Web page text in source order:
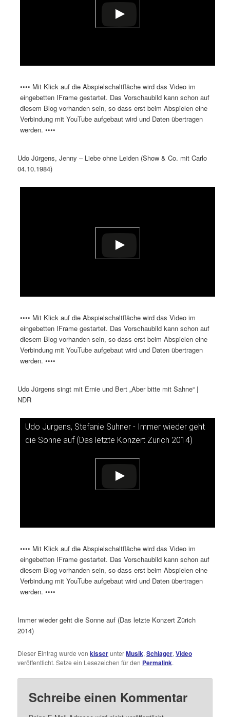
•••• Mit Klick auf die Abspielschaltfläche wird das Video im
eingebetten IFrame gestartet. Das Vorschaubild kann schon auf
diesem Blog vorhanden sein, so dass erst beim Abspielen eine
Verbindung mit YouTube aufgebaut wird und Daten übertragen
werden. ••••
Udo Jürgens, Jenny – Liebe ohne Leiden (Show & Co. mit Carlo
04.10.1984)
•••• Mit Klick auf die Abspielschaltfläche wird das Video im
eingebetten IFrame gestartet. Das Vorschaubild kann schon auf
diesem Blog vorhanden sein, so dass erst beim Abspielen eine
Verbindung mit YouTube aufgebaut wird und Daten übertragen
werden. ••••
Udo Jürgens singt mit Ernie und Bert „Aber bitte mit Sahne“ |
NDR
Udo Jürgens, Stefanie Suhner - Immer wieder geht
die Sonne auf (Das letzte Konzert Zürich 2014)
Dieses Video auf YouTube ansehen
•••• Mit Klick auf die Abspielschaltfläche wird das Video im
eingebetten IFrame gestartet. Das Vorschaubild kann schon auf
diesem Blog vorhanden sein, so dass erst beim Abspielen eine
Verbindung mit YouTube aufgebaut wird und Daten übertragen
werden. ••••
Immer wieder geht die Sonne auf (Das letzte Konzert Zürich
2014)
Dieser Eintrag wurde vonkisserunterMusik,Schlager,Video
veröffentlicht. Setze ein Lesezeichen für den Permalink.
Schreibe einen Kommentar